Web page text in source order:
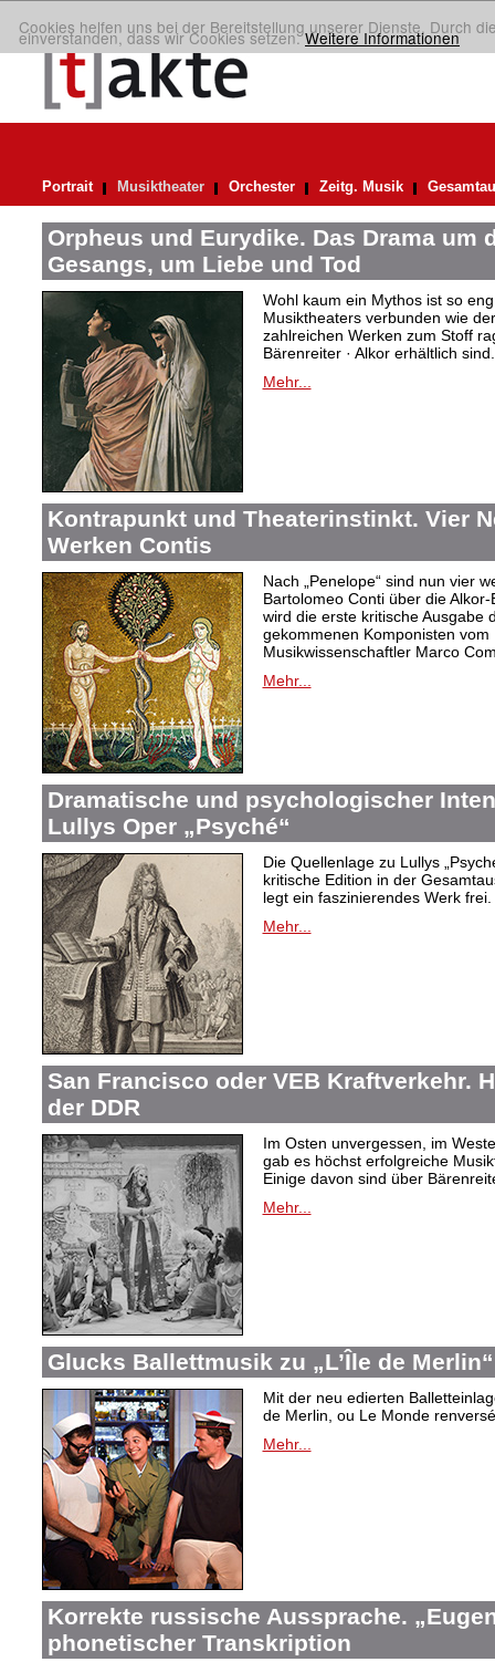
Cookies helfen uns bei der Bereitstellung unserer Dienste. Durch
einverstanden, dass wir Cookies setzen.Weitere Informationen
Portrait Musiktheater Orchester Zeitg. Musik
Orpheus und Eurydike. Das Drama um
Gesangs, um Liebe und Tod
Wohl kaum ein Mythos ist so
Musiktheaters verbunden wie
zahlreichen Werken zum Stoff
Bärenreiter · Alkor erhältlich sind.
Mehr...
Kontrapunkt und Theaterinstinkt. Vier
Werken Contis
Nach „Penelope“ sind nun vier
Bartolomeo Conti über die
wird die erste kritische Ausgabe
gekommenen Komponisten vom
Musikwissenschaftler Marco
Mehr...
Dramatische und psychologischer
Lullys Oper „Psyché“
Die Quellenlage zu Lullys
kritische Edition in der
legt ein faszinierendes Werk frei.
Mehr...
San Francisco oder VEB Kraftverkehr.
der DDR
Im Osten unvergessen, im
gab es höchst erfolgreiche
Einige davon sind über
Mehr...
Glucks Ballettmusik zu „L’Île de Merlin“
Mit der neu edierten
de Merlin, ou Le Monde
Mehr...
Korrekte russische Aussprache.
phonetischer Transkription